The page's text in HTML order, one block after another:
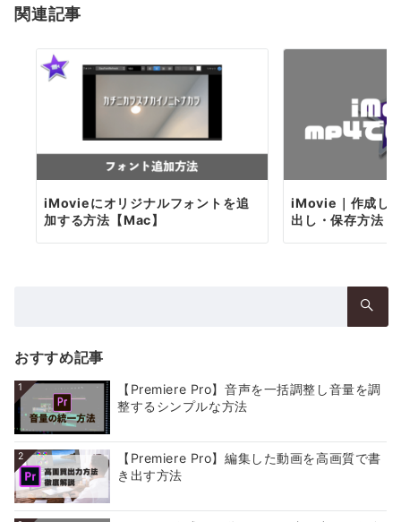
ン
関連記事
iMovieにオリジナルフォントを追
加する方法【Mac】
iMovie｜作成し
出し・保存方法
おすすめ記事
1
【Premiere Pro】音声を一括調整し音量を調
整するシンプルな方法
2
【Premiere Pro】編集した動画を高画質で書
き出す方法